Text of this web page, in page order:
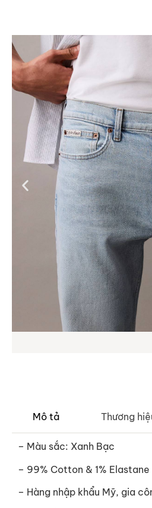
Mô tả Thương
– Màu sắc: Xanh Bạc
– 99% Cotton & 1% Elastane
– Hàng nhập khẩu Mỹ, gia